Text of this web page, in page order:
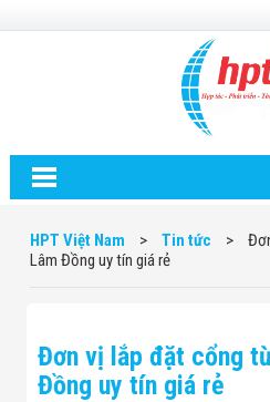
HPT Việt Nam > Tin tức >
Lâm Đồng uy tín giá rẻ
Đơn vị lắp đặt cổng
Đồng uy tín giá rẻ